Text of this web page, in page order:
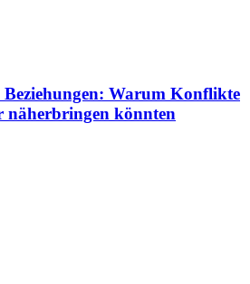
Beziehungen: Warum Konflikte
näherbringen könnten